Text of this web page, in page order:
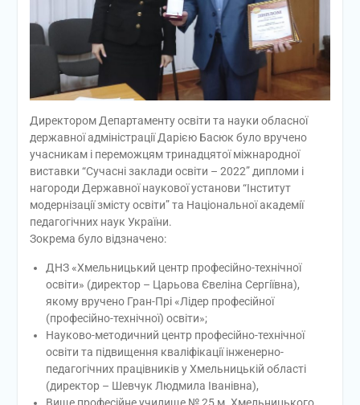
Директором Департаменту освіти та науки обласної
державної адміністрації Дарією Басюк було вручено
учасникам і переможцям тринадцятої міжнародної
виставки “Сучасні заклади освіти – 2022” дипломи і
нагороди Державної наукової установи “Інститут
модернізації змісту освіти” та Національної академії
педагогічних наук України.
Зокрема було відзначено:
ДНЗ «Хмельницький центр професійно-технічної
освіти» (директор – Царьова Євеліна Сергіївна),
якому вручено Гран-Прі «Лідер професійної
(професійно-технічної) освіти»;
Науково-методичний центр професійно-технічної
освіти та підвищення кваліфікації інженерно-
педагогічних працівників у Хмельницькій області
(директор – Шевчук Людмила Іванівна),